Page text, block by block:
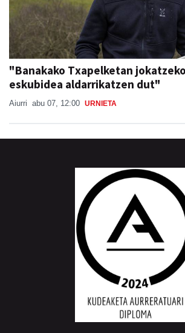
"Banakako Txapelketan
eskubidea aldarrikatzen dut"
Aiurri abu 07, 12:00 URNIETA